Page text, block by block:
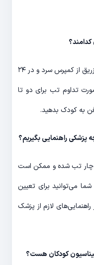
بهتر از در ۲۴ ساعت اول، بر روی محل تزریق از کمپرس سرد و در ۲۴
تداوم تب برای دو تا
به کودک بدهید.
پزشکی راهنمایی بگیریم؟
تب شده و ممکن است
می‌توانید برای تعیین
لازم از پزشک
کودکان هست؟